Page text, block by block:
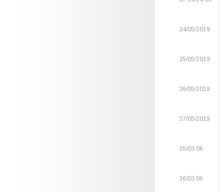
34/05/2019
35/05/2019
36/05/2019
37/05/2019
35/03.06
36/03.06